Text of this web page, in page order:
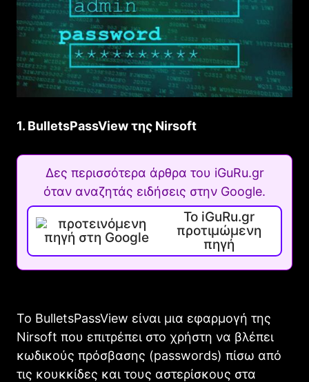
1. BulletsPassView της Nirsoft
Δες περισσότερα άρθρα του iGuRu.gr
όταν αναζητάς ειδήσεις στην Google.
Το iGuRu.gr
προτιμώμενη
πηγή
Το BulletsPassView είναι μια εφαρμογή της
Nirsoft που επιτρέπει στο χρήστη να βλέπει
κωδικούς πρόσβασης (passwords) πίσω από
τις κουκκίδες και τους αστερίσκους στα